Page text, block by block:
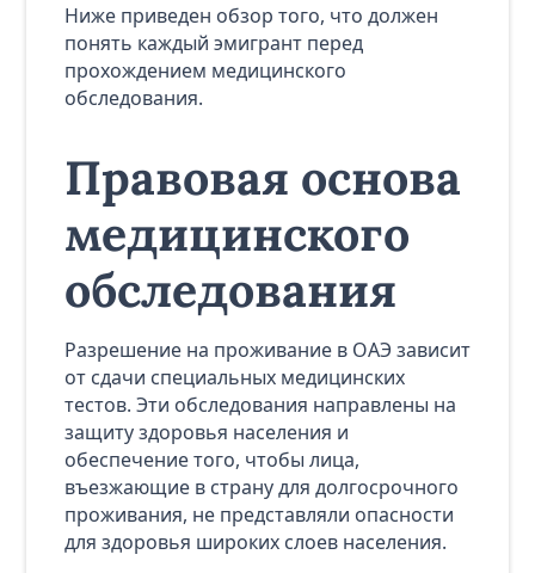
Ниже приведен обзор того, что должен
понять каждый эмигрант перед
прохождением медицинского
обследования.
Правовая основа
медицинского
обследования
Разрешение на проживание в ОАЭ зависит
от сдачи специальных медицинских
тестов. Эти обследования направлены на
защиту здоровья населения и
обеспечение того, чтобы лица,
въезжающие в страну для долгосрочного
проживания, не представляли опасности
для здоровья широких слоев населения.